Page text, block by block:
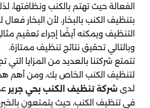
الفعالة حيث تهتم بالكنب ونظافتها،
بتنظيف الكنب بالبخار، لأن البخار فعال
التنظيف ويمكنه أيضًا إجراء تعقيم
وبالتالي تحقيق نتائج تنظيف ممتازة.
تتمتع شركتنا بالعديد من المزايا التي
لتنظيف الكنب الخاص بك، ومن أهم
لدى شركة تنظيف الكنب بحي جرير
في تنظيف الكنب، حيث يتمتعون